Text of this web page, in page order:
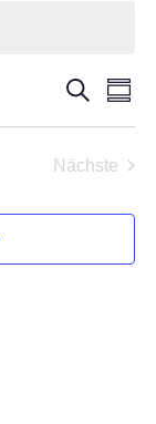
und
Suche
Nächste